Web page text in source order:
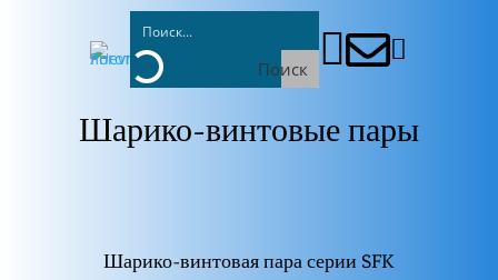
Поиск 
Шарико-винтовые пары
Шарико-винтовая пара серии SFK